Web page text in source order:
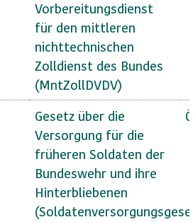
Vorbereitungsdienst
für den mittleren
nichttechnischen
Zolldienst des Bundes
(MntZollDVDV)
Gesetz über die
Versorgung für die
früheren Soldaten der
Bundeswehr und ihre
Hinterbliebenen